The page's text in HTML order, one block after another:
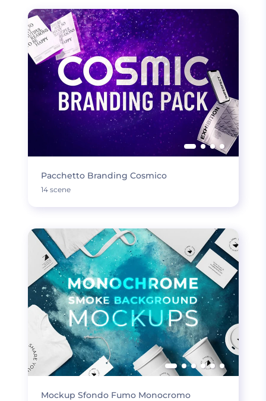
Pacchetto Branding Cosmico
14 scene
Mockup Sfondo Fumo Monocromo